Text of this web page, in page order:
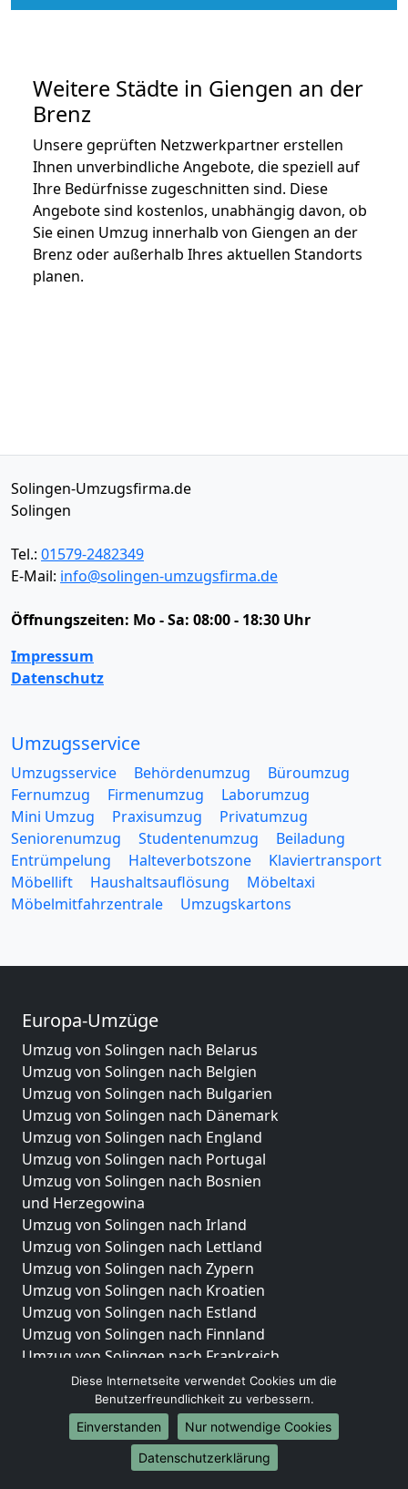
Weitere Städte in Giengen an der
Brenz
Unsere geprüften Netzwerkpartner erstellen
Ihnen unverbindliche Angebote, die speziell auf
Ihre Bedürfnisse zugeschnitten sind. Diese
Angebote sind kostenlos, unabhängig davon, ob
Sie einen Umzug innerhalb von Giengen an der
Brenz oder außerhalb Ihres aktuellen Standorts
planen.
Solingen-Umzugsfirma.de
Solingen
Tel.: 01579-2482349
E-Mail: info@solingen-umzugsfirma.de
Öffnungszeiten: Mo - Sa: 08:00 - 18:30 Uhr
Impressum
Datenschutz
Umzugsservice
Umzugsservice Behördenumzug
Büroumzug
Fernumzug
Firmenumzug
Laborumzug
Mini Umzug
Praxisumzug
Privatumzug
Seniorenumzug
Studentenumzug
Beiladung
Entrümpelung
Halteverbotszone
Klaviertransport
Möbellift
Haushaltsauflösung
Möbeltaxi
Möbelmitfahrzentrale
Umzugskartons
Europa-Umzüge
Umzug von Solingen nach Belarus
Umzug von Solingen nach Belgien
Umzug von Solingen nach Bulgarien
Umzug von Solingen nach Dänemark
Umzug von Solingen nach England
Umzug von Solingen nach Portugal
Umzug von Solingen nach Bosnien
und Herzegowina
Umzug von Solingen nach Irland
Umzug von Solingen nach Lettland
Umzug von Solingen nach Zypern
Umzug von Solingen nach Kroatien
Umzug von Solingen nach Estland
Umzug von Solingen nach Finnland
Umzug von Solingen nach Frankreich
Umzug von Solingen nach Griechenland
Umzug von Solingen nach Italien
Umzug von Solingen nach Liechtenstein
Umzug von Solingen nach Luxemburg
Umzug von Solingen nach Niederlande
Diese Internetseite verwendet Cookies um die
Benutzerfreundlichkeit zu verbessern.
Einverstanden
Nur notwendige Cookies
Datenschutzerklärung